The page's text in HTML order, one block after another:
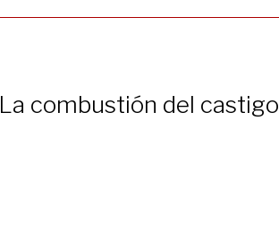
La combustión del castigo